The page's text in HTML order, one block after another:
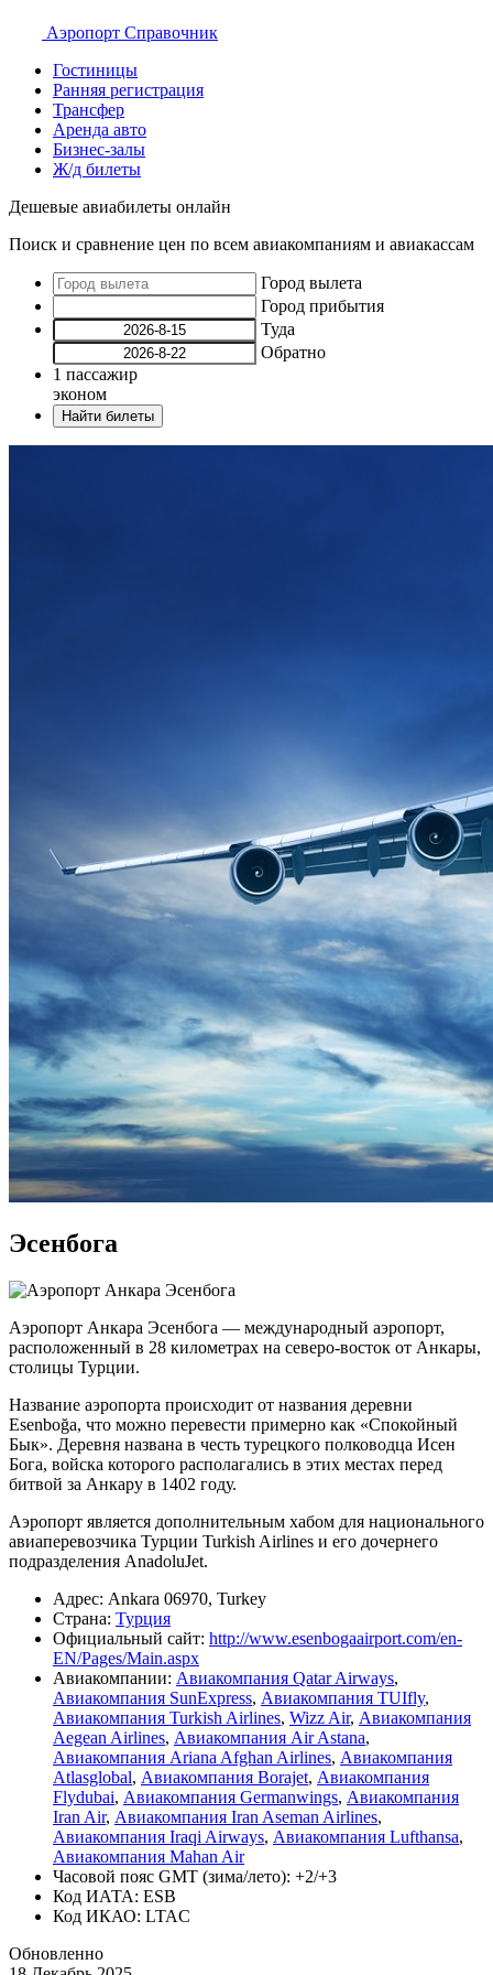
Аэропорт Справочник
Гостиницы
Ранняя регистрация
Трансфер
Аренда авто
Бизнес-залы
Ж/д билеты
Дешевые авиабилеты онлайн
Поиск и сравнение цен по всем авиакомпаниям и авиакассам
Город вылета
Город прибытия
Туда
Обратно
1 пассажир
эконом
Найти билеты
Эсенбога
Аэропорт Анкара Эсенбога — международный аэропорт,
расположенный в 28 километрах на северо-восток от Анкары,
столицы Турции.
Название аэропорта происходит от названия деревни
Esenboğa, что можно перевести примерно как «Спокойный
Бык». Деревня названа в честь турецкого полководца Исен
Бога, войска которого располагались в этих местах перед
битвой за Анкару в 1402 году.
Аэропорт является дополнительным хабом для национального
авиаперевозчика Турции Turkish Airlines и его дочернего
подразделения AnadoluJet.
Адрес: Ankara 06970, Turkey
Страна: Турция
Официальный cайт: http://www.esenbogaairport.com/en-
EN/Pages/Main.aspx
Авиакомпании: Авиакомпания Qatar Airways,
Авиакомпания SunExpress, Авиакомпания TUIfly,
Авиакомпания Turkish Airlines, Wizz Air, Авиакомпания
Aegean Airlines, Авиакомпания Air Astana,
Авиакомпания Ariana Afghan Airlines, Авиакомпания
Atlasglobal, Авиакомпания Borajet, Авиакомпания
Flydubai, Авиакомпания Germanwings, Авиакомпания
Iran Air, Авиакомпания Iran Aseman Airlines,
Авиакомпания Iraqi Airways, Авиакомпания Lufthansa,
Авиакомпания Mahan Air
Часовой пояс GMT (зима/лето): +2/+3
Код ИАТА: ESB
Код ИКАО: LTAC
Обновленно